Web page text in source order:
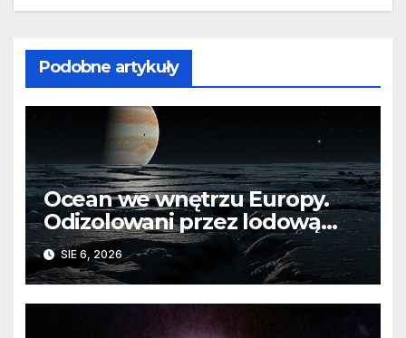
Podobne artykuły
Ocean we wnętrzu Europy.
Odizolowani przez lodową
barierę
SIE 6, 2026